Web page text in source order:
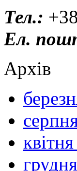
Тел.:
Ел.
Архів